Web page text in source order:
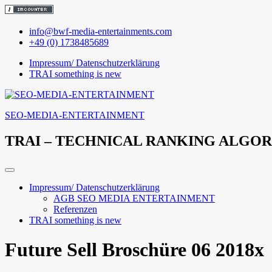
Skip
info@bwf-media-entertainments.com
+49 (0) 1738485689
Impressum/ Datenschutzerklärung
TRAI something is new
SEO-MEDIA-ENTERTAINMENT
TRAI – TECHNICAL RANKING
Impressum/ Datenschutzerklärung
AGB SEO MEDIA ENTERTAINMENT
Referenzen
TRAI something is new
Future Sell Broschüre 06 2018x